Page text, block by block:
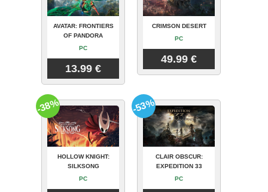
AVATAR: FRONTIERS
OF PANDORA
PC
13.99 €
CRIMSON DESERT
PC
49.99 €
HOLLOW KNIGHT:
SILKSONG
PC
-38%
CLAIR OBSCUR:
EXPEDITION 33
PC
-53%